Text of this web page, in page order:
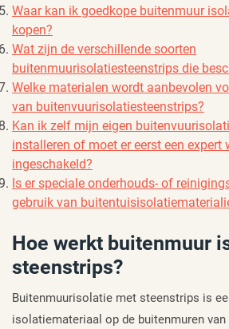
Waar kan ik goedkope buitenmuur
kopen?
Wat zijn de verschillende soorten
buitenmuurisolatiesteenstrips die
Welke materialen wordt aanbevolen
van buitenvuurisolatiesteenstrips?
Kan ik zelf mijn eigen
installeren of moet er eerst een expert
ingeschakeld?
Is er speciale onderhouds- of
gebruik van
Hoe werkt buitenmuur
steenstrips?
Buitenmuurisolatie met steenstrips is
isolatiemateriaal op de buitenmuren